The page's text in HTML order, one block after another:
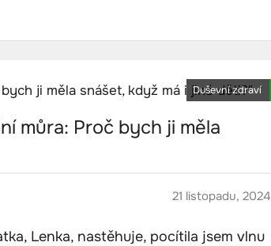
Duševní zdraví
můra: Proč bych ji měla
21 listopadu, 2024
Lenka, nastěhuje, pocítila jsem vlnu